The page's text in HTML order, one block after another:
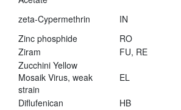
zeta-Cypermethrin IN
Zinc phosphide
RO
Ziram
FU, RE
Zucchini Yellow
Mosaik Virus, weak
strain
EL
Diflufenican HB